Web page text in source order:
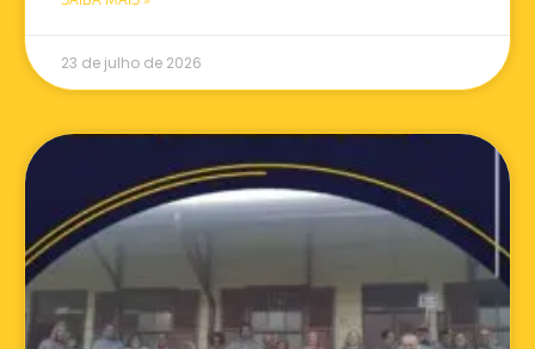
23 de julho de 2026